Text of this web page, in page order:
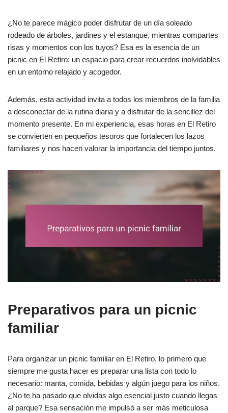
¿No te parece mágico poder disfrutar de un día soleado
rodeado de árboles, jardines y el estanque, mientras compartes
risas y momentos con los tuyos? Esa es la esencia de un
picnic en El Retiro: un espacio para crear recuerdos inolvidables
en un entorno relajado y acogedor.
Además, esta actividad invita a todos los miembros de la familia
a desconectar de la rutina diaria y a disfrutar de la sencillez del
momento presente. En mi experiencia, esas horas en El Retiro
se convierten en pequeños tesoros que fortalecen los lazos
familiares y nos hacen valorar la importancia del tiempo juntos.
Preparativos para un picnic
familiar
Para organizar un picnic familiar en El Retiro, lo primero que
siempre me gusta hacer es preparar una lista con todo lo
necesario: manta, comida, bebidas y algún juego para los niños.
¿No te ha pasado que olvidas algo esencial justo cuando llegas
al parque? Esa sensación me impulsó a ser más meticulosa